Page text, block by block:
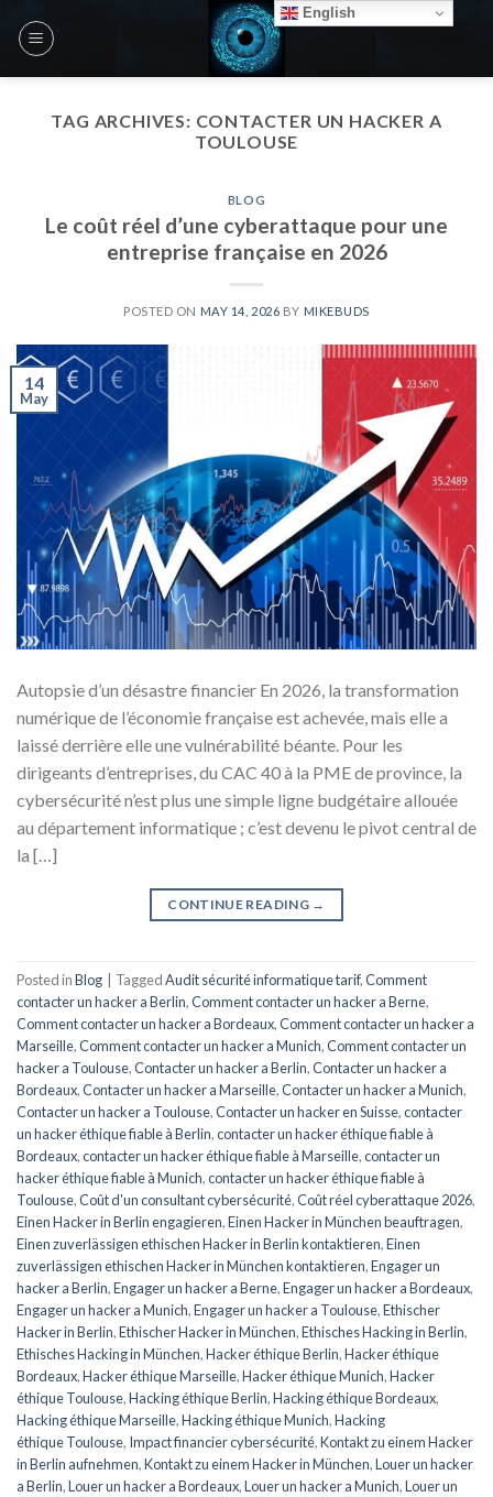
TAG ARCHIVES: CONTACTER UN HACKER A
TOULOUSE
BLOG
Le coût réel d’une cyberattaque pour une
entreprise française en 2026
POSTED ON MAY 14, 2026 BY MIKEBUDS
14
May
Autopsie d’un désastre financier En 2026, la transformation
numérique de l’économie française est achevée, mais elle a
laissé derrière elle une vulnérabilité béante. Pour les
dirigeants d’entreprises, du CAC 40 à la PME de province, la
cybersécurité n’est plus une simple ligne budgétaire allouée
au département informatique ; c’est devenu le pivot central de
la […]
CONTINUE READING →
Posted inBlog TaggedAudit sécurité informatique tarif,Comment
contacter un hacker a Berlin,Comment contacter un hacker a Berne,
Comment contacter un hacker a Bordeaux,Comment contacter un hacker a
Marseille,Comment contacter un hacker a Munich,Comment contacter un
hacker a Toulouse,Contacter un hacker a Berlin,Contacter un hacker a
Bordeaux,Contacter un hacker a Marseille,Contacter un hacker a Munich,
Contacter un hacker a Toulouse,Contacter un hacker en Suisse,contacter
un hacker éthique fiable à Berlin,contacter un hacker éthique fiable à
Bordeaux,contacter un hacker éthique fiable à Marseille,contacter un
hacker éthique fiable à Munich,contacter un hacker éthique fiable à
Toulouse,Coût d'un consultant cybersécurité,Coût réel cyberattaque 2026,
Einen Hacker in Berlin engagieren,Einen Hacker in München beauftragen,
Einen zuverlässigen ethischen Hacker in Berlin kontaktieren,Einen
zuverlässigen ethischen Hacker in München kontaktieren,Engager un
hacker a Berlin,Engager un hacker a Berne,Engager un hacker a Bordeaux,
Engager un hacker a Munich,Engager un hacker a Toulouse,Ethischer
Hacker in Berlin,Ethischer Hacker in München,Ethisches Hacking in Berlin,
Ethisches Hacking in München,Hacker éthique Berlin,Hacker éthique
Bordeaux,Hacker éthique Marseille,Hacker éthique Munich,Hacker
éthique Toulouse,Hacking éthique Berlin,Hacking éthique Bordeaux,
Hacking éthique Marseille,Hacking éthique Munich,Hacking
éthique Toulouse, Impact financier cybersécurité,Kontakt zu einem Hacker
in Berlin aufnehmen,Kontakt zu einem Hacker in München,Louer un hacker
a Berlin,Louer un hacker a Bordeaux,Louer un hacker a Munich,Louer un
English